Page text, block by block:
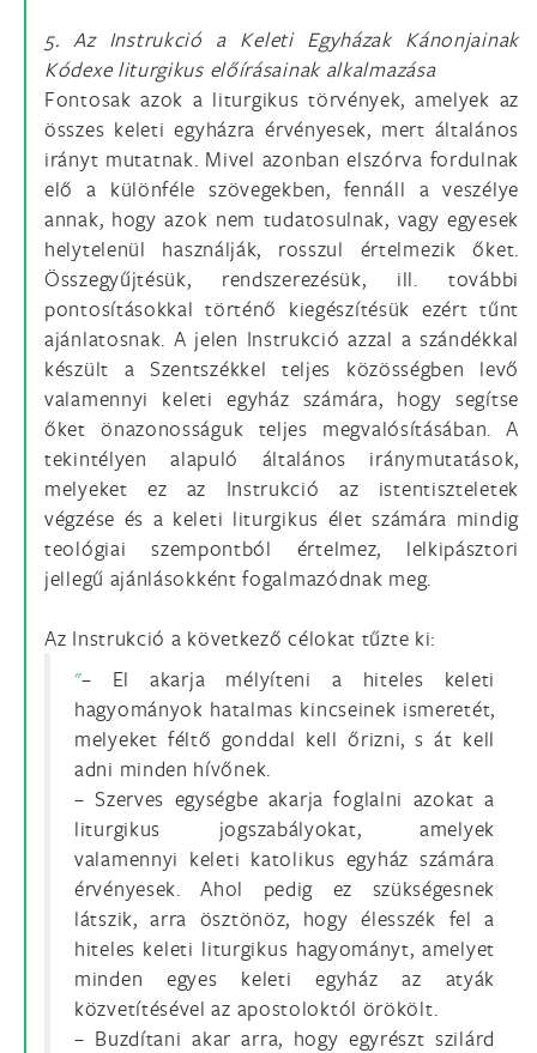
5. Az Instrukció a Keleti Egyházak Kánonjainak
Kódexe liturgikus előírásainak alkalmazása
Fontosak azok a liturgikus törvények, amelyek az
összes keleti egyházra érvényesek, mert általános
irányt mutatnak. Mivel azonban elszórva fordulnak
elő a különféle szövegekben, fennáll a veszélye
annak, hogy azok nem tudatosulnak, vagy egyesek
helytelenül használják, rosszul értelmezik őket.
Összegyűjtésük, rendszerezésük, ill. további
pontosításokkal történő kiegészítésük ezért tűnt
ajánlatosnak. A jelen Instrukció azzal a szándékkal
készült a Szentszékkel teljes közösségben levő
valamennyi keleti egyház számára, hogy segítse
őket önazonosságuk teljes megvalósításában. A
tekintélyen alapuló általános iránymutatások,
melyeket ez az Instrukció az istentiszteletek
végzése és a keleti liturgikus élet számára mindig
teológiai szempontból értelmez, lelkipásztori
jellegű ajánlásokként fogalmazódnak meg.
Az Instrukció a következő célokat tűzte ki:
– El akarja mélyíteni a hiteles keleti
hagyományok hatalmas kincseinek ismeretét,
melyeket féltő gonddal kell őrizni, s át kell
adni minden hívőnek.
– Szerves egységbe akarja foglalni azokat a
liturgikus jogszabályokat, amelyek
valamennyi keleti katolikus egyház számára
érvényesek. Ahol pedig ez szükségesnek
látszik, arra ösztönöz, hogy élesszék fel a
hiteles keleti liturgikus hagyományt, amelyet
minden egyes keleti egyház az atyák
közvetítésével az apostoloktól örökölt.
– Buzdítani akar arra, hogy egyrészt szilárd